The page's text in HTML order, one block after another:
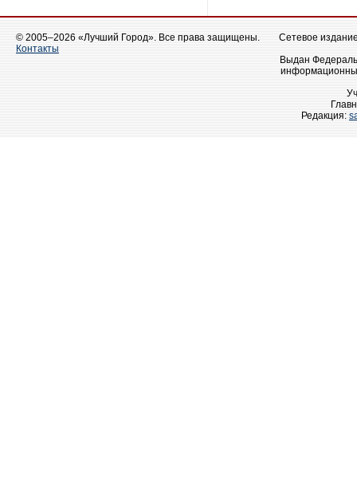
© 2005–2026 «Лучший Город». Все права защищены.
Контакты
Сетевое
Выдан
Редакция: